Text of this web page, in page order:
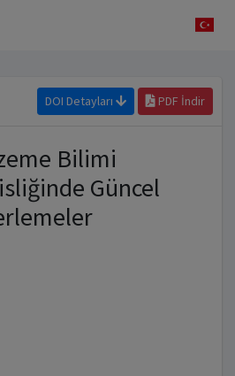
DOI Detayları PDF İndir
Bilimi
Güncel